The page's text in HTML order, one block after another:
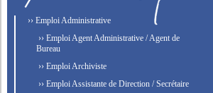
›› Emploi Administrative
›› Emploi Agent Administrative / Agent de
Bureau
›› Emploi Archiviste
›› Emploi Assistante de Direction / Secrétaire